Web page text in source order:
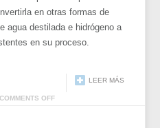
en otras formas de
agua destilada e hidrógeno a
en su proceso.
LEER MÁS
COMMENTS OFF